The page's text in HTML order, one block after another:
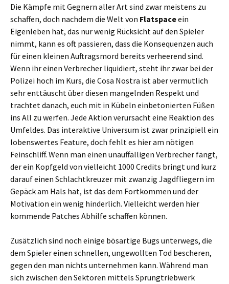
Die Kämpfe mit Gegnern aller Art sind zwar meistens zu
schaffen, doch nachdem die Welt von Flatspaceein
Eigenleben hat, das nur wenig Rücksicht auf den Spieler
nimmt, kann es oft passieren, dass die Konsequenzen auch
für einen kleinen Auftragsmord bereits verheerend sind.
Wenn ihr einen Verbrecher liquidiert, steht ihr zwar bei der
Polizei hoch im Kurs, die Cosa Nostra ist aber vermutlich
sehr enttäuscht über diesen mangelnden Respekt und
trachtet danach, euch mit in Kübeln einbetonierten Füßen
ins All zu werfen. Jede Aktion verursacht eine Reaktion des
Umfeldes. Das interaktive Universum ist zwar prinzipiell ein
lobenswertes Feature, doch fehlt es hier am nötigen
Feinschliff. Wenn man einen unauffälligen Verbrecher fängt,
der ein Kopfgeld von vielleicht 1000 Credits bringt und kurz
darauf einen Schlachtkreuzer mit zwanzig Jagdfliegern im
Gepäck am Hals hat, ist das dem Fortkommen und der
Motivation ein wenig hinderlich. Vielleicht werden hier
kommende Patches Abhilfe schaffen können.
Zusätzlich sind noch einige bösartige Bugs unterwegs, die
dem Spieler einen schnellen, ungewollten Tod bescheren,
gegen den man nichts unternehmen kann. Während man
sich zwischen den Sektoren mittels Sprungtriebwerk